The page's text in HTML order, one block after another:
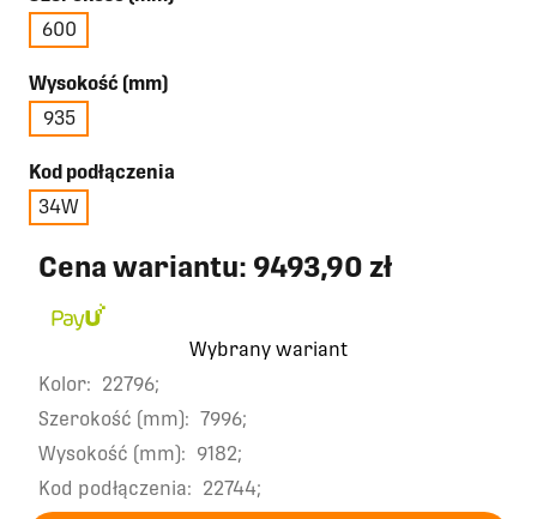
600
Wysokość (mm)
935
Kod podłączenia
34W
Cena wariantu: 9493,90 zł
Wybrany wariant
Kolor: 22796;
Szerokość (mm): 7996;
Wysokość (mm): 9182;
Kod podłączenia: 22744;